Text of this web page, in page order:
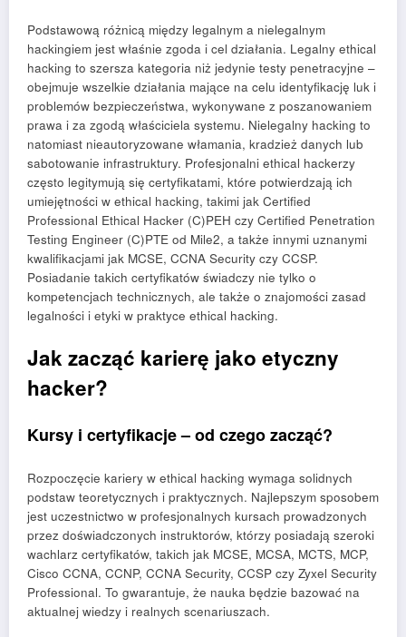
Podstawową różnicą między legalnym a nielegalnym
hackingiem jest właśnie zgoda i cel działania. Legalny ethical
hacking to szersza kategoria niż jedynie testy penetracyjne –
obejmuje wszelkie działania mające na celu identyfikację luk i
problemów bezpieczeństwa, wykonywane z poszanowaniem
prawa i za zgodą właściciela systemu. Nielegalny hacking to
natomiast nieautoryzowane włamania, kradzież danych lub
sabotowanie infrastruktury. Profesjonalni ethical hackerzy
często legitymują się certyfikatami, które potwierdzają ich
umiejętności w ethical hacking, takimi jak Certified
Professional Ethical Hacker (C)PEH czy Certified Penetration
Testing Engineer (C)PTE od Mile2, a także innymi uznanymi
kwalifikacjami jak MCSE, CCNA Security czy CCSP.
Posiadanie takich certyfikatów świadczy nie tylko o
kompetencjach technicznych, ale także o znajomości zasad
legalności i etyki w praktyce ethical hacking.
Jak zacząć karierę jako etyczny
hacker?
Kursy i certyfikacje – od czego zacząć?
Rozpoczęcie kariery w ethical hacking wymaga solidnych
podstaw teoretycznych i praktycznych. Najlepszym sposobem
jest uczestnictwo w profesjonalnych kursach prowadzonych
przez doświadczonych instruktorów, którzy posiadają szeroki
wachlarz certyfikatów, takich jak MCSE, MCSA, MCTS, MCP,
Cisco CCNA, CCNP, CCNA Security, CCSP czy Zyxel Security
Professional. To gwarantuje, że nauka będzie bazować na
aktualnej wiedzy i realnych scenariuszach.